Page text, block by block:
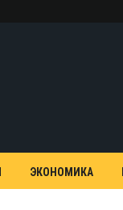
ЭКОНОМИКА